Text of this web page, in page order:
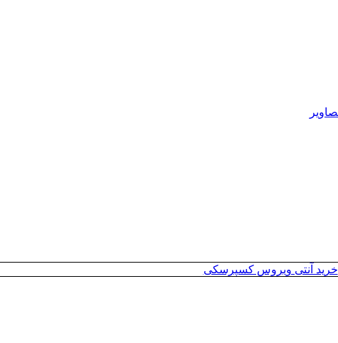
خرید آنتی ویروس کسپرسکی